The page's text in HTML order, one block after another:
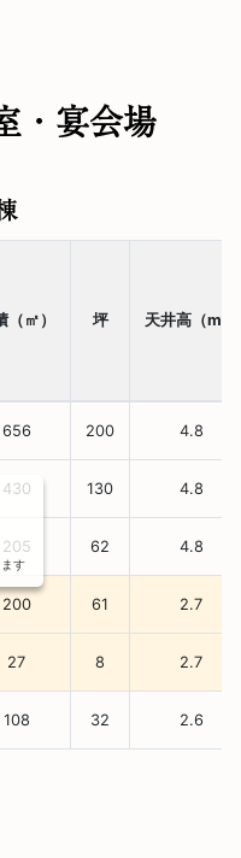
・宴会場
（㎡） 坪 天井高（m）
656 200 4.8
430 130 4.8
205 62 4.8
200 61 2.7
27 8 2.7
108 32 2.6
す